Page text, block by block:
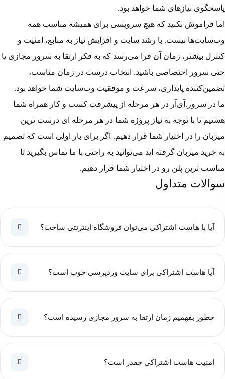
پاسخگوی نیازهای شما خواهد بود.
اما فراموش نکنید که هیچ سرویسی برای همیشه مناسب همه
وب‌سایت‌ها نیست. با رشد سایت و افزایش نیاز به منابع، امنیت و
کنترل بیشتر، زمان آن فرا می‌رسد که به فکر ارتقا به سرور مجازی یا
حتی سرور اختصاصی باشید. انتخاب درست در زمان مناسب،
تضمین‌کننده پایداری، سرعت و موفقیت وب‌سایت شما خواهد بود.
ما در سرور.آی‌آر در هر مرحله از پیشرفت کسب و کار همراه شما
هستیم تا با توجه به نیاز پروژه شما در هر مرحله ای درست ترین
میزبان را در اختیار شما قرار دهیم. اگر برای بار اولی است که تصمیم
به خرید میزبان گرفته اید می‌توانید به راحتی با ما تماس بگیرید تا
مناسب ترین پلن رو در اختیار شما قرار دهیم.
سوالات متداول
آیا با هاست اشتراکی می‌توان فروشگاه اینترنتی ساخت؟
آیا هاست اشتراکی برای سایت وردپرسی خوب است؟
چطور بفهمیم زمان ارتقا به سرور مجازی رسیده است؟
امنیت هاست اشتراکی چقدر است؟